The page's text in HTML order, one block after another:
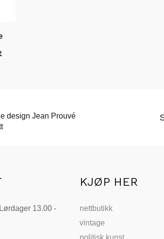
design Jean Prouvé
13.00 -
KJØP HER
nettbutikk
vintage